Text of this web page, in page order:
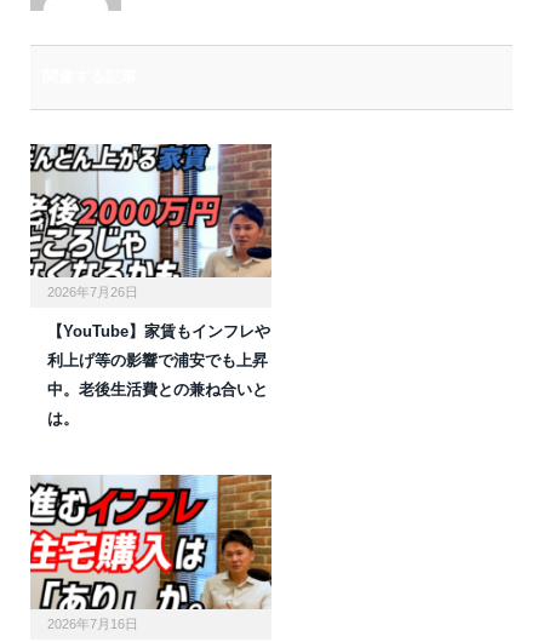
2026年7月26日
【YouTube】家賃もインフレや
利上げ等の影響で浦安でも上昇
中。老後生活費との兼ね合いと
は。
2026年7月16日